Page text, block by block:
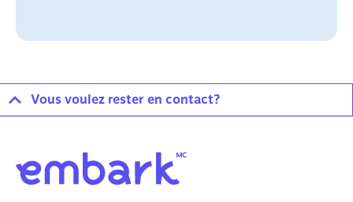
Vous voulez rester en contact?